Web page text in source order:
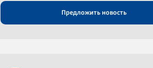
Предложить новость